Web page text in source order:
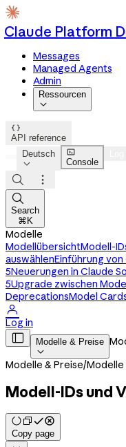
Claude Platform
Messages
Managed Agents
Admin
Ressourcen


API reference
Deutsch


Console



Search
⌘K
Modelle
ModellübersichtModell-
auswählenEinführung von
5Neuerungen in Claude
5Upgrade zwischen
DeprecationsModel

Log in
 Modelle & Preise

Modelle & Preise/Modelle
Modell-IDs und
Copy page